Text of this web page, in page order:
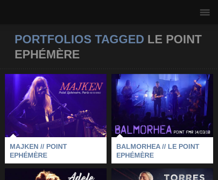
PORTFOLIOS TAGGED LE POINT
EPHÉMÈRE
MAJKEN // POINT
EPHÉMÈRE
2025 LE POINT EPHÉMÈRE -
MAJKEN- PARIS
MAJKEN // POINT
EPHÉMÈRE
BALMORHEA // LE
POINT EPHÉMÈRE
2018- BALMORHEA -
LE POINT EPHÉMÈRE -PARIS
BALMORHEA // LE POINT
EPHÉMÈRE